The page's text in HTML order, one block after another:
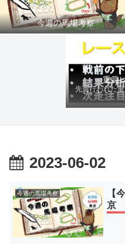
今週の馬場考察
重賞
先週行われた
2023-06-02
今週の馬場考察
【
京